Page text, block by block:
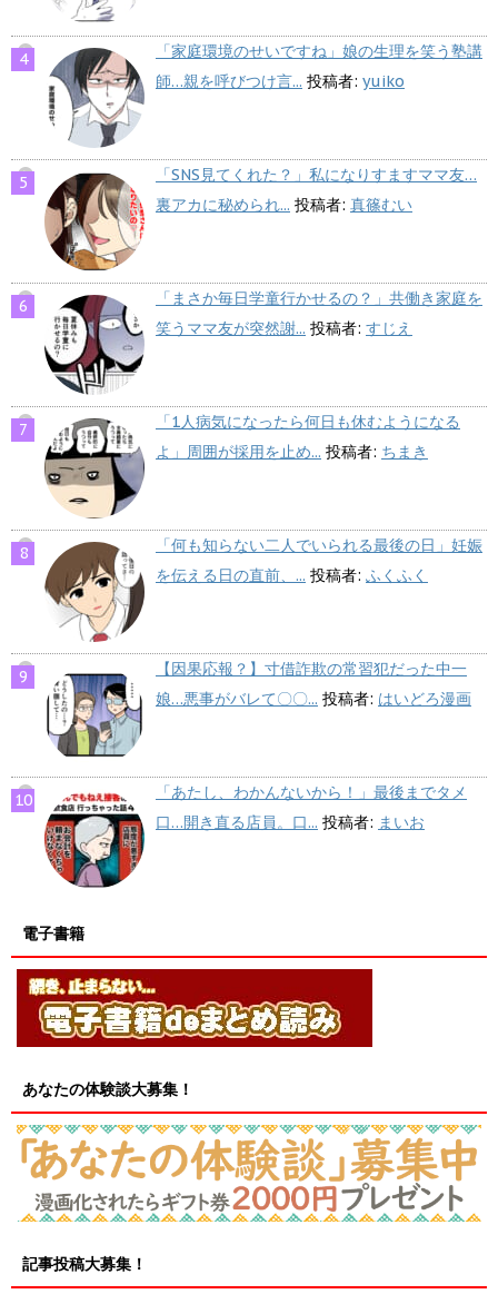
「家庭環境のせいですね」娘の生理を笑う塾講
師…親を呼びつけ言... 投稿者: yuiko
「SNS見てくれた？」私になりすますママ友…
裏アカに秘められ... 投稿者: 真篠むい
「まさか毎日学童行かせるの？」共働き家庭を
笑うママ友が突然謝... 投稿者: すじえ
「1人病気になったら何日も休むようになる
よ」周囲が採用を止め... 投稿者: ちまき
「何も知らない二人でいられる最後の日」妊娠
を伝える日の直前、... 投稿者: ふくふく
【因果応報？】寸借詐欺の常習犯だった中一
娘…悪事がバレて〇〇... 投稿者: はいどろ漫画
「あたし、わかんないから！」最後までタメ
口…開き直る店員。口... 投稿者: まいお
電子書籍
あなたの体験談大募集！
記事投稿大募集！